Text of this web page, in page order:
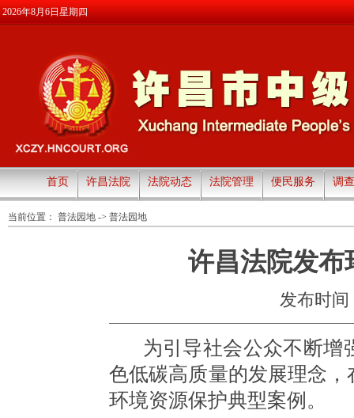
2026年8月6日星期四
首页 许昌法院 法院动态 法院管理 便民服务 调
当前位置： 普法园地 -> 普法园地
许昌法院发布
发布时间
为引导社会公众不断增
色低碳高质量的发展理念
环境资源保护典型案例。